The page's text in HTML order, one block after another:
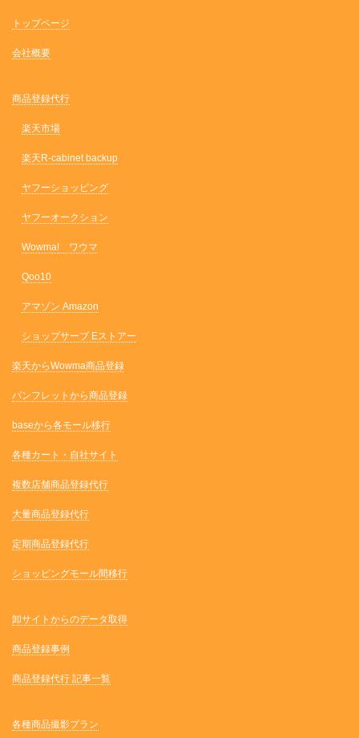
トップページ
会社概要
商品登録代行
楽天市場
楽天R-cabinet backup
ヤフーショッピング
ヤフーオークション
Wowma! ワウマ
Qoo10
アマゾン Amazon
ショップサーブ Eストアー
楽天からWowma商品登録
パンフレットから商品登録
baseから各モール移行
各種カート・自社サイト
複数店舗商品登録代行
大量商品登録代行
定期商品登録代行
ショッピングモール間移行
卸サイトからのデータ取得
商品登録事例
商品登録代行 記事一覧
各種商品撮影プラン